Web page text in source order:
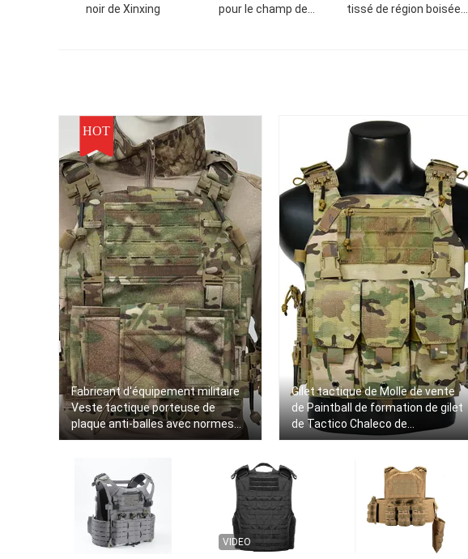
noir de Xinxing
pour le champ de
tissé de région boisée
HOT
Fabricant d'équipement militaire
Veste tactique porteuse de
plaque anti-balles avec normes
militaires NIJ IIIA
Gilet tactique de Molle de vente
de Paintball de formation de gilet
de Tactico Chaleco de
transporteur chaud de plat
VIDEO